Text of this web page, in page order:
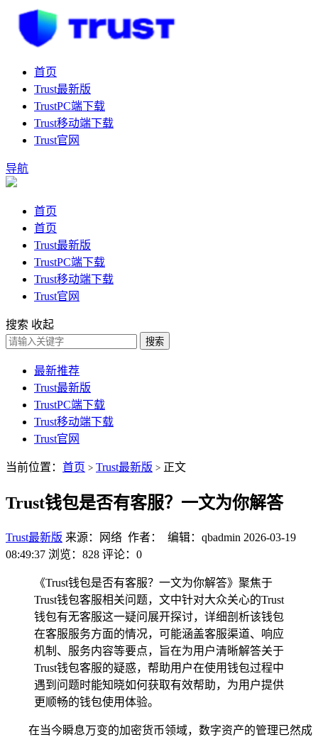
首页
Trust最新版
TrustPC端下载
Trust移动端下载
Trust官网
导航
首页
首页
Trust最新版
TrustPC端下载
Trust移动端下载
Trust官网
搜索 收起
搜索
最新推荐
Trust最新版
TrustPC端下载
Trust移动端下载
Trust官网
当前位置： 首页 > Trust最新版 > 正文
Trust钱包是否有客服？一文为你解答
Trust最新版 来源：网络 作者： 编辑：qbadmin 2026-03-19
08:49:37 浏览：828 评论：0
《Trust钱包是否有客服？一文为你解答》聚焦于
Trust钱包客服相关问题，文中针对大众关心的Trust
钱包有无客服这一疑问展开探讨，详细剖析该钱包
在客服服务方面的情况，可能涵盖客服渠道、响应
机制、服务内容等要点，旨在为用户清晰解答关于
Trust钱包客服的疑惑，帮助用户在使用钱包过程中
遇到问题时能知晓如何获取有效帮助，为用户提供
更顺畅的钱包使用体验。
在当今瞬息万变的加密货币领域，数字资产的管理已然成